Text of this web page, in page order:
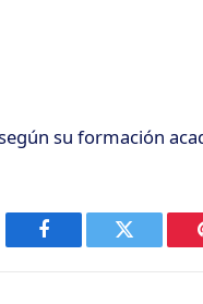
su formación
Facebook Twitter